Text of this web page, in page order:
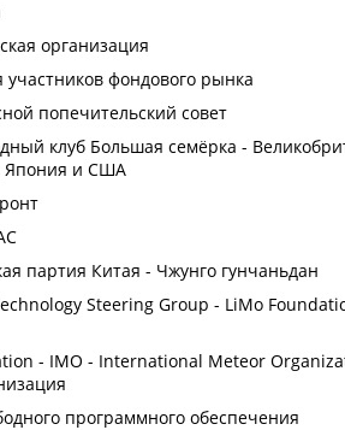
организация
фондового рынка
попечительский совет
клуб Большая семёрка -
Япония и США
партия Китая - Чжунго гунчаньдан
Steering Group - LiMo
- IMO - International Meteor
программного обеспечения